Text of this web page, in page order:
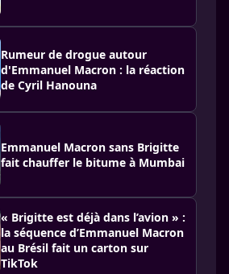
Rumeur de drogue autour
d'Emmanuel Macron : la réaction
de Cyril Hanouna
Emmanuel Macron sans Brigitte
fait chauffer le bitume à Mumbai
« Brigitte est déjà dans l’avion » :
la séquence d’Emmanuel Macron
au Brésil fait un carton sur
TikTok